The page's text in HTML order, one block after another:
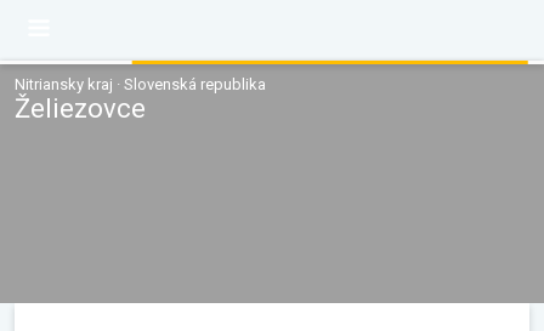
Nitriansky kraj · Slovenská republika
Želiezovce